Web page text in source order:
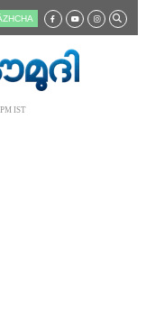
IST